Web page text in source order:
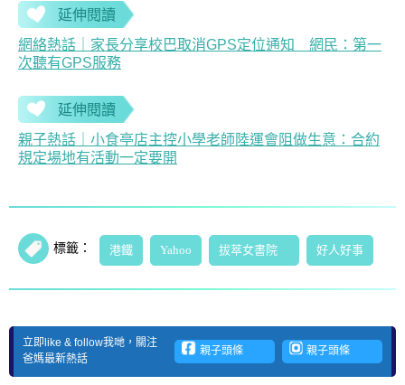
延伸閱讀
網絡熱話｜家長分享校巴取消GPS定位通知 網民：第一
次聽有GPS服務
延伸閱讀
親子熱話｜小食亭店主控小學老師陸運會阻做生意：合約
規定場地有活動一定要開
標籤： 港鐵 Yahoo 拔萃女書院 好人好事
立即like & follow我哋，關注
爸媽最新熱話
親子頭條 親子頭條